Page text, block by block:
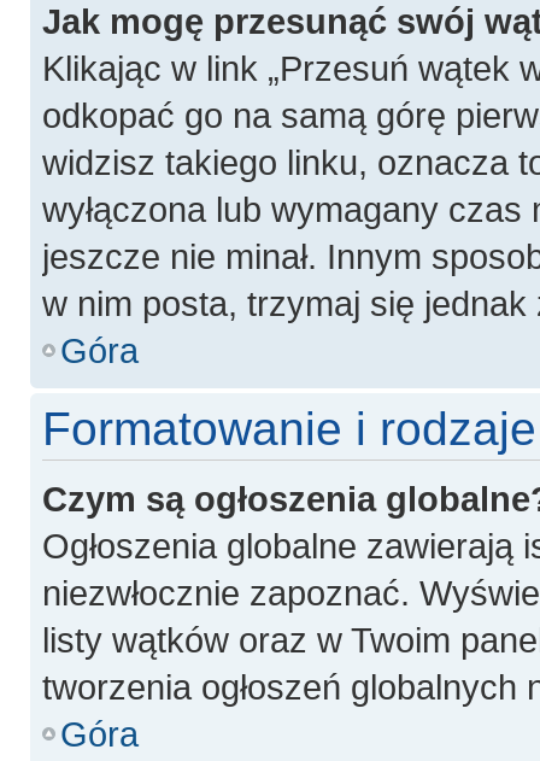
Jak mogę przesunąć swój
Klikając w link „Przesuń wątek
odkopać go na samą górę
widzisz takiego linku, oznacza
wyłączona lub wymagany
jeszcze nie minał. Innym
w nim posta, trzymaj się
Góra
Formatowanie i
Czym są ogłoszenia
Ogłoszenia globalne
niezwłocznie zapoznać.
listy wątków oraz w Twoim
tworzenia ogłoszeń globalnych
Góra